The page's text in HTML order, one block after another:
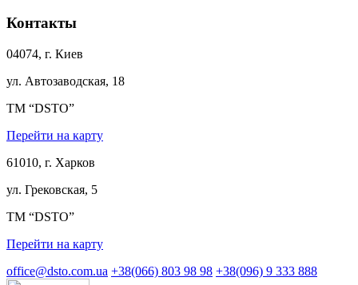
Контакты
04074, г. Киев
ул. Автозаводская, 18
ТМ “DSTO”
Перейти на карту
61010, г. Харков
ул. Грековская, 5
ТМ “DSTO”
Перейти на карту
office@dsto.com.ua +38(066) 803 98 98 +38(096) 9 333 888